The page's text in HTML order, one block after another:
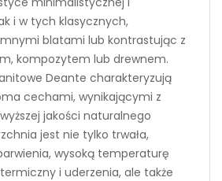
i w tych klasycznych,
blatami lub kontrastując z
kompozytem lub drewnem.
Deante charakteryzują
cechami, wynikającymi z
jakości naturalnego
jest nie tylko trwała,
wysoką temperaturę
i uderzenia, ale także